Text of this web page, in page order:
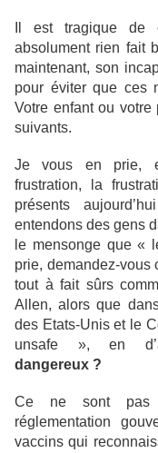
Il est tragique de
absolument rien fait
maintenant, son
pour éviter que ces
Votre enfant ou
suivants.
Je vous en prie,
frustration, la
présents
entendons des gens
le mensonge que «
prie, demandez-vous
tout à fait sûrs
Allen, alors que
des Etats-Unis et le
unsafe », en
dangereux ?
Ce ne sont pas
réglementation
vaccins qui